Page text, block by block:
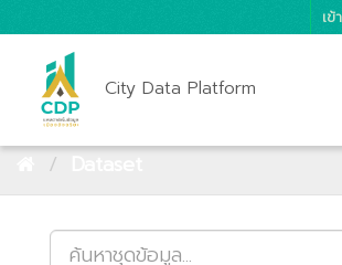
เข้
City Data Platform